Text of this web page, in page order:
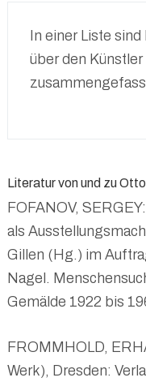
In einer Liste
über den Künstler
Literatur von und zu
FOFANOV,
als
Gillen (Hg.) im
Nagel.
Gemälde 1922 bis
FROMMHOLD,
Werk), Dresden: